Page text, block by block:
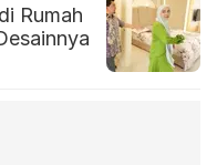
Rumah